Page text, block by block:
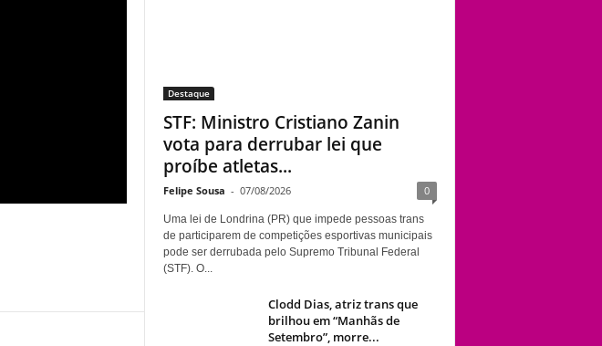
STF: Ministro
Cristiano Zanin vota
para derrubar lei que
proíbe atletas
transgênero em
competições de
Londrina
Destaque
STF: Ministro Cristiano Zanin
vota para derrubar lei que
proíbe atletas...
Felipe Sousa - 07/08/2026 0
Uma lei de Londrina (PR) que impede pessoas trans
de participarem de competições esportivas municipais
pode ser derrubada pelo Supremo Tribunal Federal
(STF). O...
Clodd Dias, atriz trans que
brilhou em “Manhãs de
Setembro”, morre...